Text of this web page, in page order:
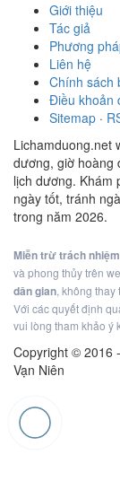
Giới thiệu
Tác giả
Phương
Liên hệ
Chính sách
Điều khoản
Sitemap ·
Lichamduong.net
dương, giờ hoàng
lịch dương. Khám
ngày tốt, tránh
trong năm 2026.
Miễn trừ trách
và phong thủy trên
dân gian, không thay
Với các quyết định
vui lòng tham khảo ý
Copyright © 2016 -
Vạn Niên